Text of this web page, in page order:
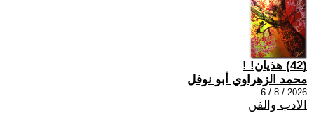
(42) هذيان! !
محمد الزهراوي أبو نوفل
2026 / 8 / 6
الادب والفن